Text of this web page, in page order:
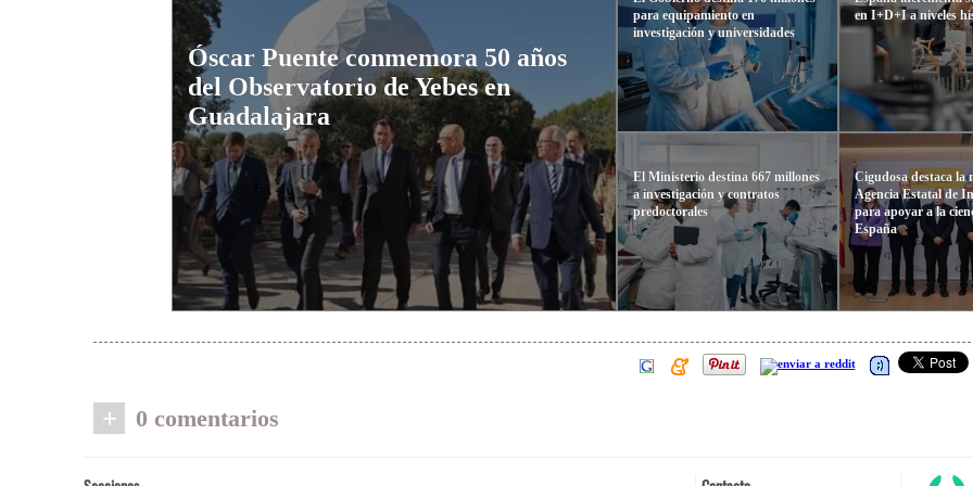
Óscar Puente conmemora 50 años
del Observatorio de Yebes en
Guadalajara
para equipamiento en
investigación y universidades
El Ministerio destina 667 millones
a investigación y contratos
predoctorales
en I+D+I a niveles
Cigudosa destaca la
Agencia Estatal de
para apoyar a la
España
+ 0 comentarios